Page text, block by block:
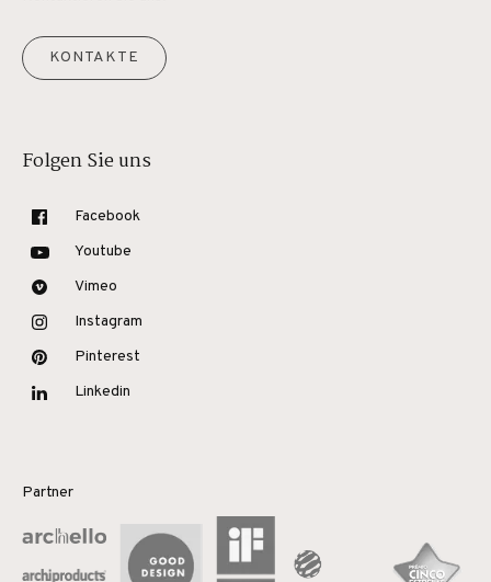
KONTAKTE
Folgen Sie uns
Facebook
Youtube
Vimeo
Instagram
Pinterest
Linkedin
Partner